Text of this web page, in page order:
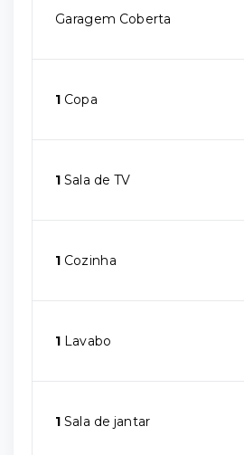
Garagem Coberta
1 Copa
1 Sala de TV
1 Cozinha
1 Lavabo
1 Sala de jantar